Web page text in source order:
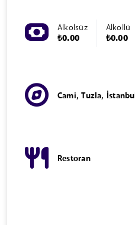
Alkolsüz
₺0.00
Alkollü
₺0.00
Cami, Tuzla, İstanbul
Restoran